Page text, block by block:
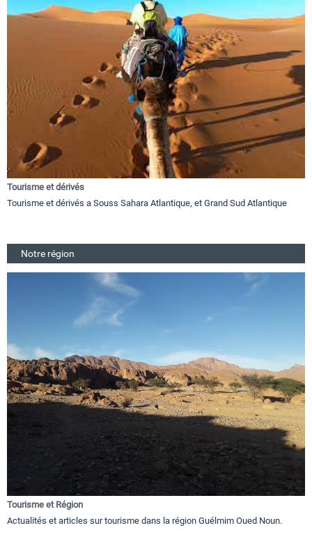
Tourisme et dérivés
Tourisme et dérivés a Souss Sahara Atlantique, et Grand Sud Atlantique
Notre région
Tourisme et Région
Actualités et articles sur tourisme dans la région Guélmim Oued Noun.